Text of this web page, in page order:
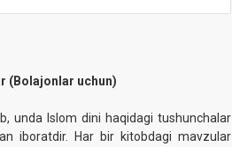
(Bolajonlar uchun)
unda Islom dini haqidagi tushunchalar
iboratdir. Har bir kitobdagi mavzular